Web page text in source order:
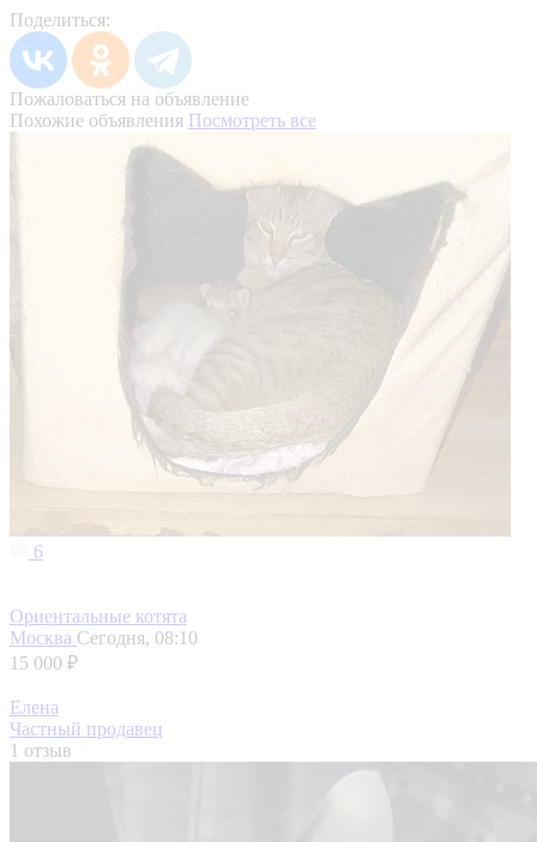
Поделиться:
Пожаловаться на объявление
Похожие объявления Посмотреть все
6
Ориентальные котята
Москва Сегодня, 08:10
15 000 ₽
Елена
Частный продавец
1 отзыв